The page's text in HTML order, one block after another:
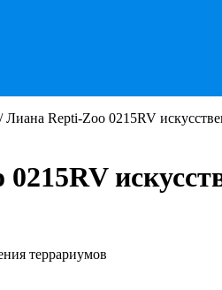
/ Лиана Repti-Zoo 0215RV
террариумов